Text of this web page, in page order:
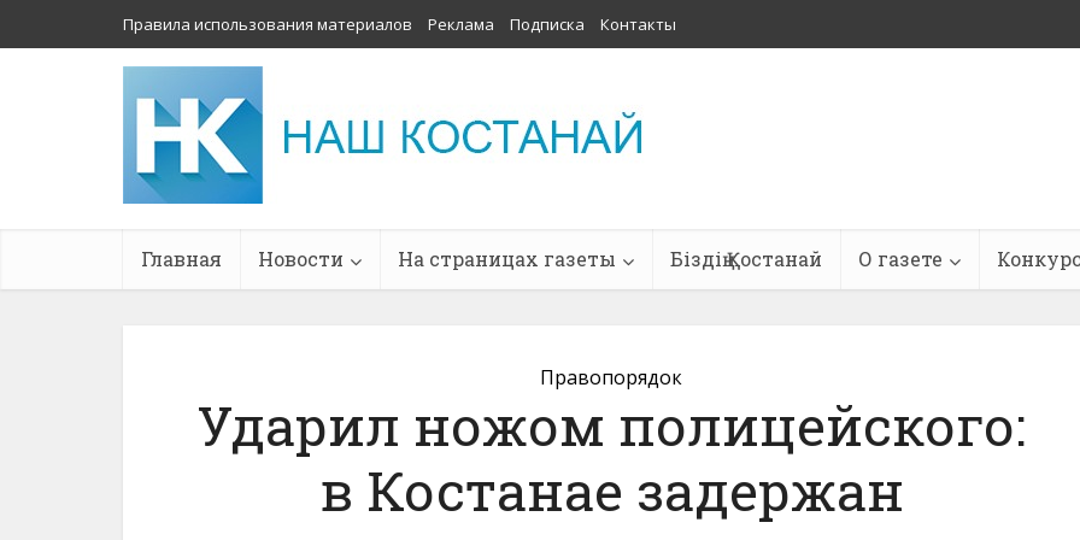
Правила использования материалов Реклама Подписка Контакты
Главная Новости На страницах газеты Біздің Қостанай О газете
Правопорядок
Ударил ножом полицейского:
в Костанае задержан